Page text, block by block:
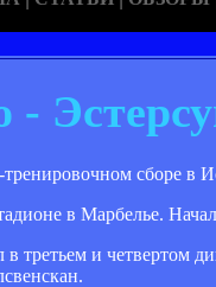
-
сборе в
в Марбелье.
третьем и четвертом